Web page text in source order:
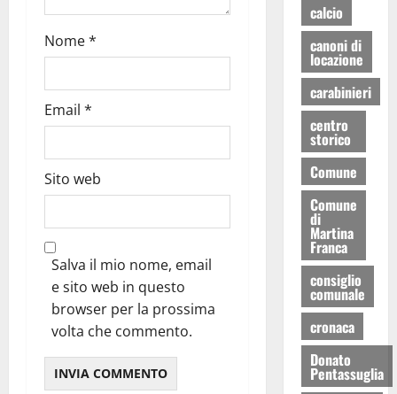
Nome*
Email *
Sito web
Salva il mio nome, email
e sito web in questo
browser per la prossima
volta che commento.
calcio
canoni di
locazione
carabinieri
centro
storico
Comune
Comune
di
Martina
Franca
consiglio
comunale
cronaca
Donato
Pentassuglia